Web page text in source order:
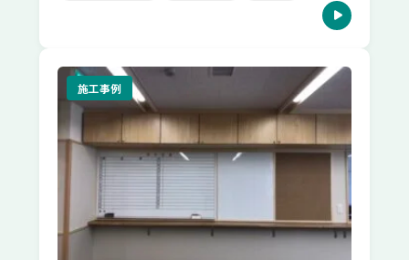
施工事例